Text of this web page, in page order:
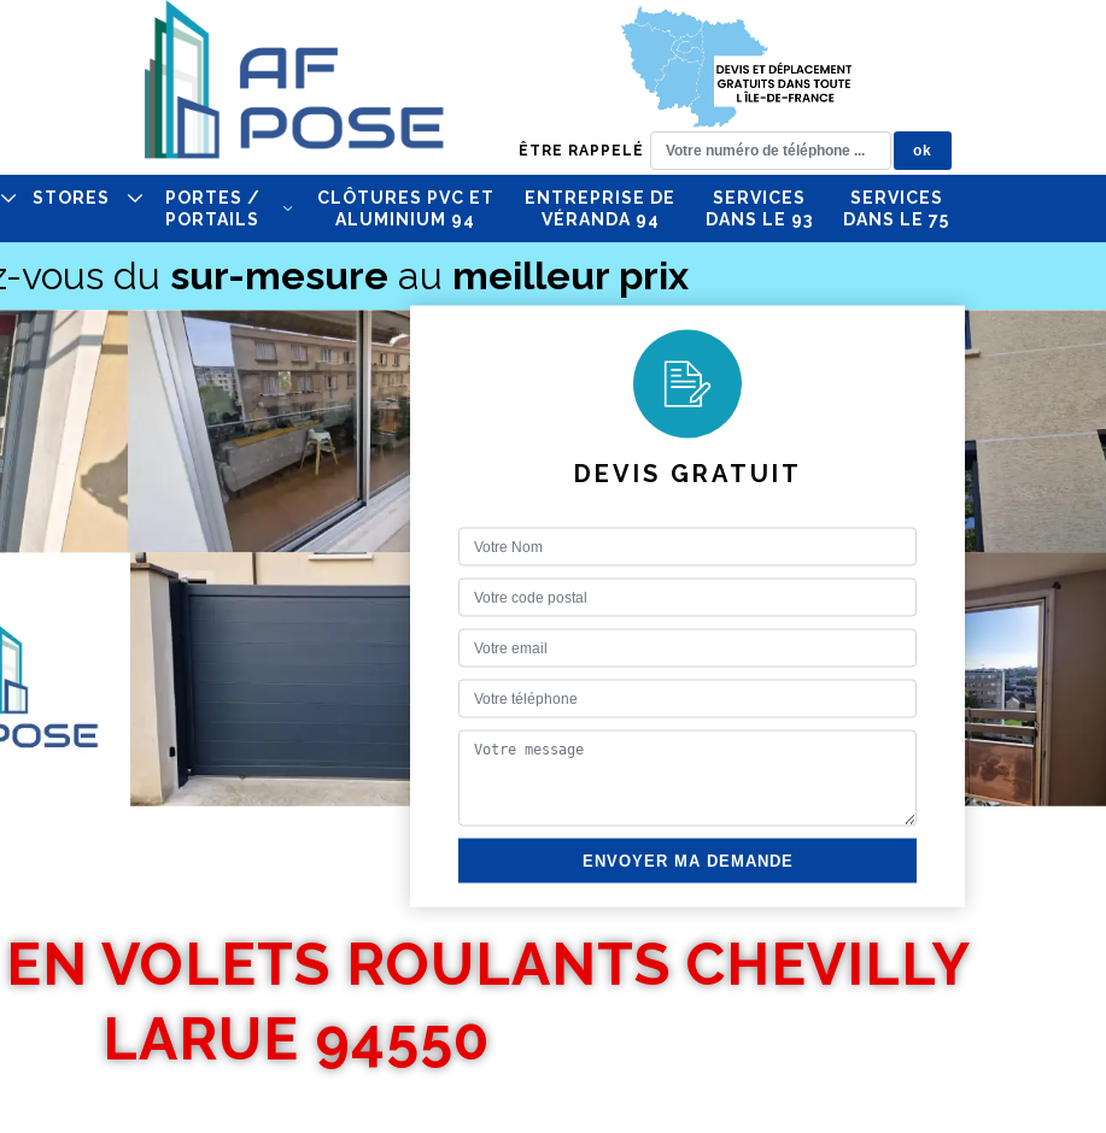
ÊTRE RAPPELÉ
STORES
PORTES /
PORTAILS
CLÔTURES PVC ET
ALUMINIUM 94
ENTREPRISE DE
VÉRANDA 94
SERVICES
DANS LE 93
SERVICES
DANS LE 75
vous du sur-mesure au meilleur prix
DEVIS GRATUIT
VOLETS ROULANTS CHEVILLY
LARUE 94550